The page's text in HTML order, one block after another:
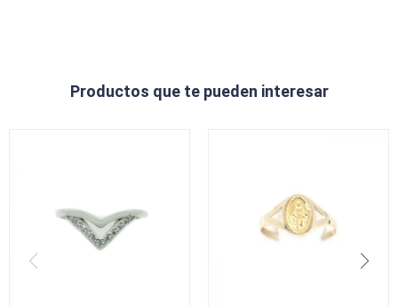
Productos que te pueden interesar